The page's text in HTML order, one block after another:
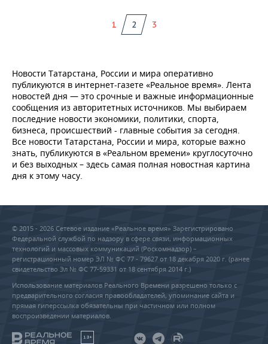
1 2 3
Новости Татарстана, России и мира оперативно
публикуются в интернет-газете «Реальное время». Лента
новостей дня — это срочные и важные информационные
сообщения из авторитетных источников. Мы выбираем
последние новости экономики, политики, спорта,
бизнеса, происшествий - главные события за сегодня.
Все новости Татарстана, России и мира, которые важно
знать, публикуются в «Реальном времени» круглосуточно
и без выходных – здесь самая полная новостная картина
дня к этому часу.
© 2015 - 2026 Сетевое издание «Реальное время» Зарегистрировано
Федеральной службой по надзору в сфере связи, информационных
технологий и массовых коммуникаций (Роскомнадзор) –
регистрационный номер ЭЛ № ФС 77 - 79627 от 18 декабря 2020 г. (ранее
свидетельство Эл № ФС 77-59331 от 18 сентября 2014 г.)
Использование материалов Реального Времени разрешено только с
предварительного согласия правообладателей, упоминание сайта и
прямая гиперссылка обязательны при частичном или полном
воспроизведении материалов.
18+